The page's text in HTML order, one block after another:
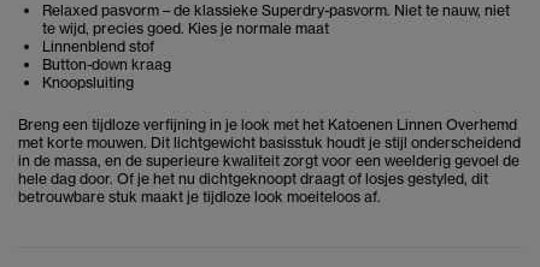
Relaxed pasvorm – de klassieke Superdry-pasvorm. Niet te nauw, niet
te wijd, precies goed. Kies je normale maat
Linnenblend stof
Button-down kraag
Knoopsluiting
Breng een tijdloze verfijning in je look met het Katoenen Linnen Overhemd
met korte mouwen. Dit lichtgewicht basisstuk houdt je stijl onderscheidend
in de massa, en de superieure kwaliteit zorgt voor een weelderig gevoel de
hele dag door. Of je het nu dichtgeknoopt draagt of losjes gestyled, dit
betrouwbare stuk maakt je tijdloze look moeiteloos af.